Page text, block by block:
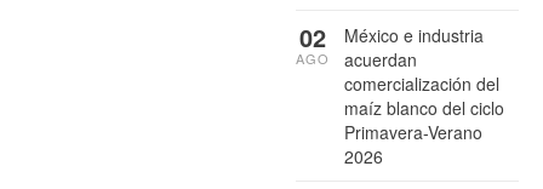
México e industria
acuerdan
comercialización del
maíz blanco del ciclo
Primavera-Verano
2026
02
AGO